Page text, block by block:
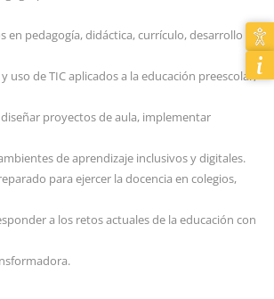
pedagogía, didáctica, currículo, desarrollo
uso de TIC aplicados a la educación preescolar,
proyectos de aula, implementar
de aprendizaje inclusivos y digitales.
para ejercer la docencia en colegios,
a los retos actuales de la educación con